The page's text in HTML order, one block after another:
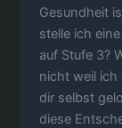
Gesundheit
stelle ich
auf Stufe 3?
nicht weil ich
dir selbst
diese